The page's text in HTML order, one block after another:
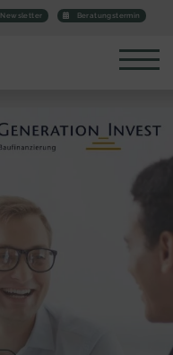
Beratungstermin
Newsletter